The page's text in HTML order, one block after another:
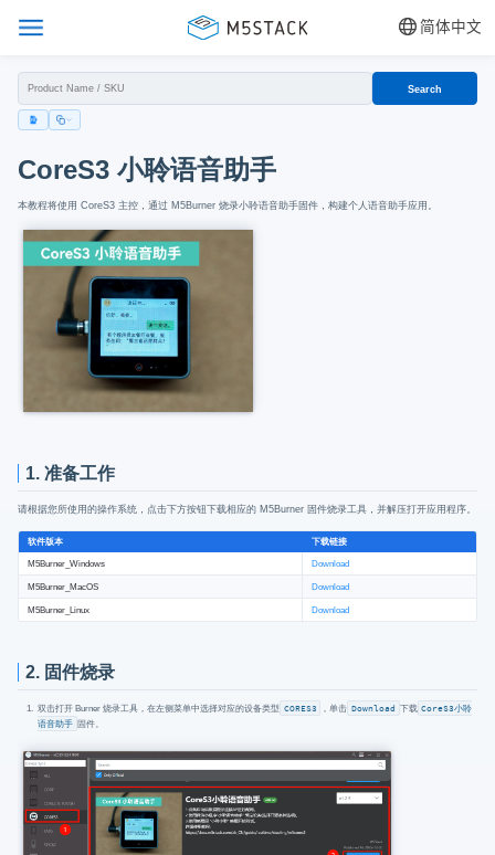
简体中文
Search
CoreS3 小聆语音助手
本教程将使用 CoreS3 主控，通过 M5Burner 烧录小聆语音助手固件，构建个人语音助手应用。
1. 准备工作
请根据您所使用的操作系统，点击下方按钮下载相应的 M5Burner 固件烧录工具，并解压打开应用程序。
软件版本 下载链接
M5Burner_Windows Download
M5Burner_MacOS Download
M5Burner_Linux Download
2. 固件烧录
双击打开 Burner 烧录工具，在左侧菜单中选择对应的设备类型 CORES3 ，单击 Download 下载 CoreS3小聆
语音助手 固件。